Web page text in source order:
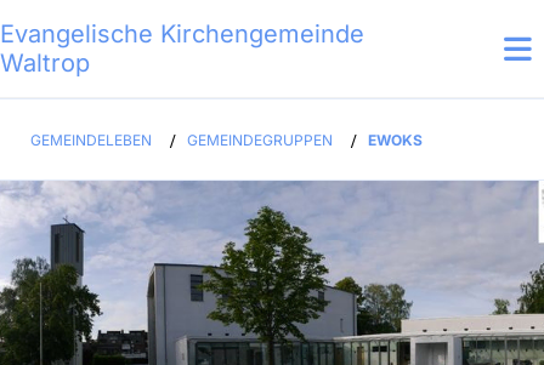
Evangelische Kirchengemeinde
Waltrop
GEMEINDELEBEN / GEMEINDEGRUPPEN / EWOKS